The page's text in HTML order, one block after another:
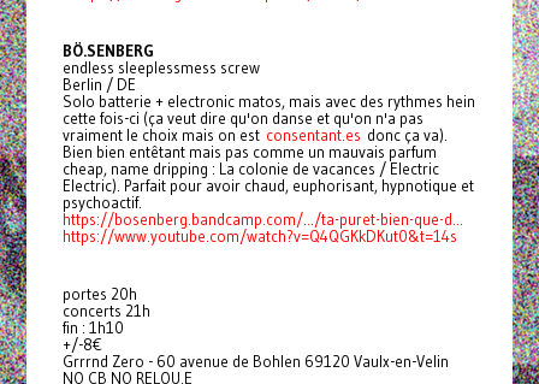
BÖ.SENBERG
endless sleeplessmess screw
Berlin / DE
Solo batterie + electronic matos, mais avec des rythmes hein
cette fois-ci (ça veut dire qu'on danse et qu'on n'a pas
vraiment le choix mais on est consentant.es donc ça va).
Bien bien entêtant mais pas comme un mauvais parfum
cheap, name dripping : La colonie de vacances / Electric
Electric). Parfait pour avoir chaud, euphorisant, hypnotique et
psychoactif.
https://bosenberg.bandcamp.com/.../ta-puret-bien-que-d...
https://www.youtube.com/watch?v=Q4QGKkDKut0&t=14s
portes 20h
concerts 21h
fin : 1h10
+/-8€
Grrrnd Zero - 60 avenue de Bohlen 69120 Vaulx-en-Velin
NO CB NO RELOU.E